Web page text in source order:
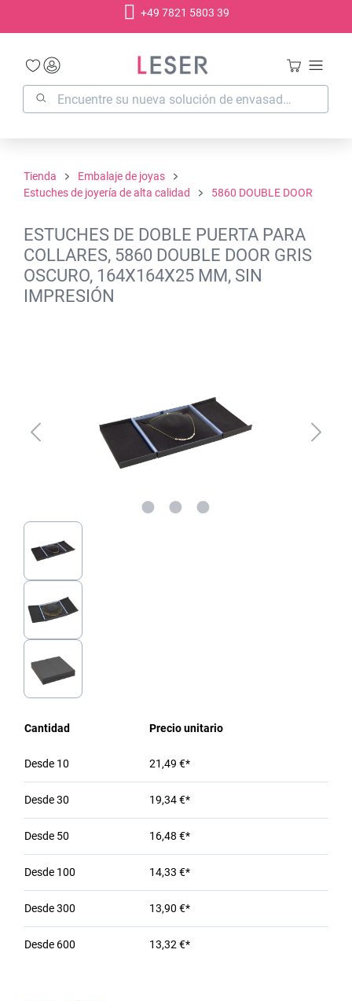
+49 7821 5803 39
Tienda
Embalaje de joyas
Estuches de joyería de alta calidad
5860 DOUBLE DOOR
ESTUCHES DE DOBLE PUERTA PARA
COLLARES, 5860 DOUBLE DOOR GRIS
OSCURO, 164X164X25 MM, SIN
IMPRESIÓN
Cantidad Precio unitario
Desde 10 21,49 €*
Desde30 19,34 €*
Desde 50 16,48 €*
Desde 100 14,33 €*
Desde300 13,90 €*
Desde 600 13,32 €*